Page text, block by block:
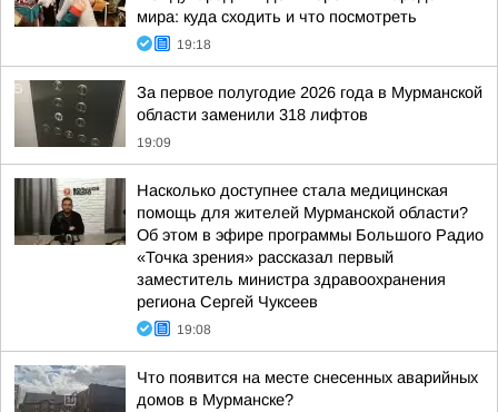
мира: куда сходить и что посмотреть
19:18
За первое полугодие 2026 года в Мурманской
области заменили 318 лифтов
19:09
Насколько доступнее стала медицинская
помощь для жителей Мурманской области?
Об этом в эфире программы Большого Радио
«Точка зрения» рассказал первый
заместитель министра здравоохранения
региона Сергей Чуксеев
19:08
Что появится на месте снесенных аварийных
домов в Мурманске?